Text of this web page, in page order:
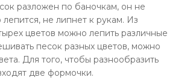
разложен по баночкам, он не
не липнет к рукам. Из
цветов можно лепить различные
песок разных цветов, можно
Для того, чтобы разнообразить
две формочки.